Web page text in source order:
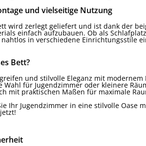
und vielseitige Nutzung
wird zerlegt geliefert und ist dank der
einfach aufzubauen. Ob als
in verschiedene Einrichtungsstile
Bett?
und stilvolle Eleganz mit
Wahl für Jugendzimmer oder kleinere
mit praktischen Maßen für maximale
Ihr Jugendzimmer in eine stilvolle Oase